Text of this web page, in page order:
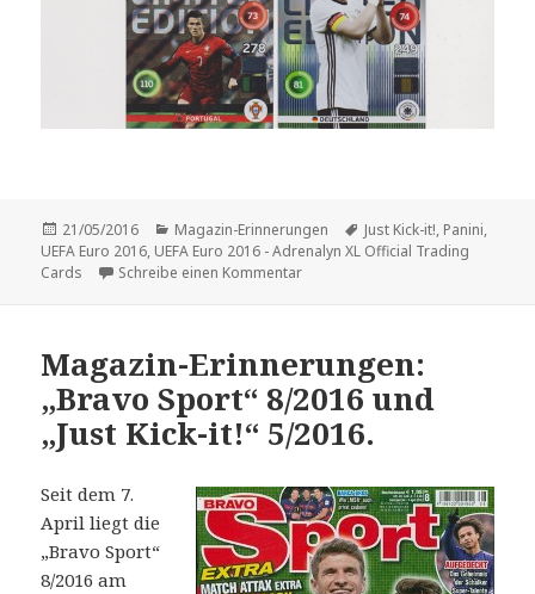
Veröffentlicht
am
21/05/2016 Kategorien
Magazin-Erinnerungen Schlagwörter
Just Kick-it!, Panini,
UEFA Euro 2016, UEFA Euro 2016 - Adrenalyn XL Official Trading
Cards
Schreibe einen Kommentarzu Magazin-Erinnerungen: „Just
Magazin-Erinnerungen:
„Bravo Sport“ 8/2016 und
„Just Kick-it!“ 5/2016.
Seit dem 7.
April liegt die
„Bravo Sport“
8/2016 am